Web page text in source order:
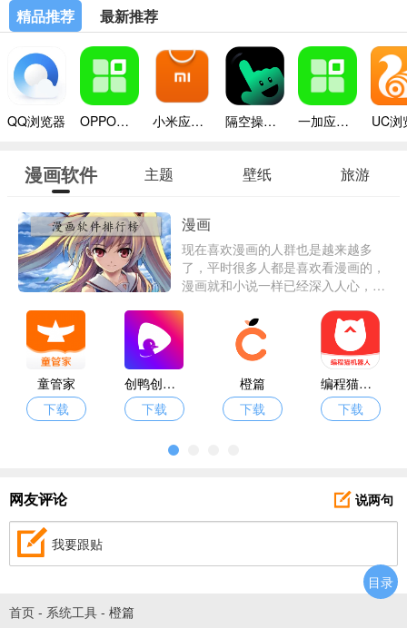
精品推荐 最新推荐
QQ浏览器 OPPO应用商店 小米应用商店app 隔空操作手机版 一加应用商店app UC浏
漫画软件 主题 壁纸 旅游
漫画
现在喜欢漫画的人群也是越来越多
了，平时很多人都是喜欢看漫画的，
漫画就和小说一样已经深入人心，不
画也是很方便的，只要手机下载漫画
APP打开即可阅读自己喜欢的漫画。
童管家
下载
创鸭创作大师
下载
橙篇
下载
编程猫机器人
下载
网友评论 说两句
我要跟贴
首页 - 系统工具 - 橙篇
目录